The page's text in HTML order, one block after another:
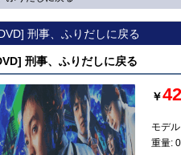
刑事、ふりだしに戻る
刑事、ふりだしに戻る
￥
モデ
重量: